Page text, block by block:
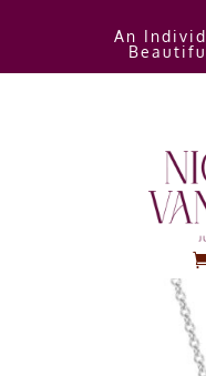
An